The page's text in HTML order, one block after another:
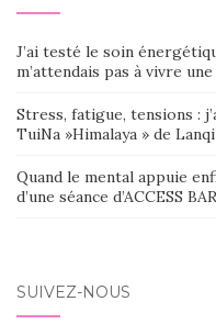
J’ai testé le soin
m’attendais pas à vivre
Stress, fatigue, tensions :
TuiNa »Himalaya » de
Quand le mental appuie
d’une séance d’ACCESS
SUIVEZ-NOUS